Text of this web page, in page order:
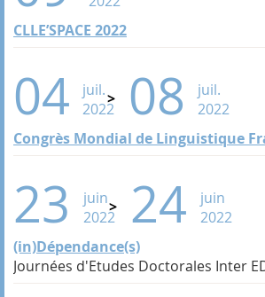
CLLE’SPACE 2022
04
juil.
2022
08
juil.
2022
Congrès Mondial de Linguistique
23
juin
2022
24
juin
2022
(in)Dépendance(s)
Journées d'Etudes Doctorales Inter